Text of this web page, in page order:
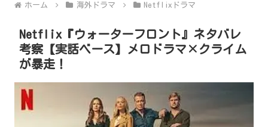
ホーム 海外ドラマ Netflixドラマ
Netflix『ウォーターフロント』ネタバレ
考察【実話ベース】メロドラマ×クライム
が暴走！